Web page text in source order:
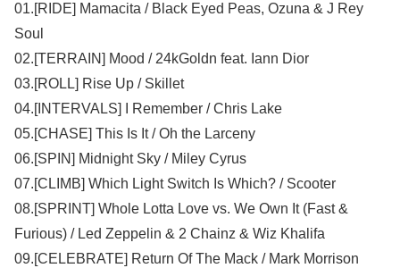
01.[RIDE] Mamacita / Black Eyed Peas, Ozuna & J Rey
Soul
02.[TERRAIN] Mood / 24kGoldn feat. Iann Dior
03.[ROLL] Rise Up / Skillet
04.[INTERVALS] I Remember / Chris Lake
05.[CHASE] This Is It / Oh the Larceny
06.[SPIN] Midnight Sky / Miley Cyrus
07.[CLIMB] Which Light Switch Is Which? / Scooter
08.[SPRINT] Whole Lotta Love vs. We Own It (Fast &
Furious) / Led Zeppelin & 2 Chainz & Wiz Khalifa
09.[CELEBRATE] Return Of The Mack / Mark Morrison